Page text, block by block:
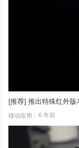
[推荐] 推出特殊红外
移动应用 6 年前